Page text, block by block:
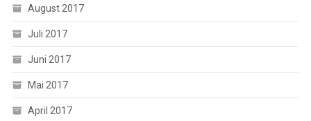
August 2017
Juli 2017
Juni 2017
Mai 2017
April 2017